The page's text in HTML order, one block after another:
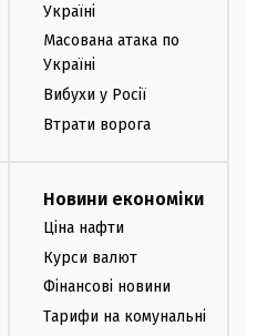
Україні
Масована атака по
Україні
Вибухи у Росії
Втрати ворога
Новини економіки
Ціна нафти
Курси валют
Фінансові новини
Тарифи на комунальні